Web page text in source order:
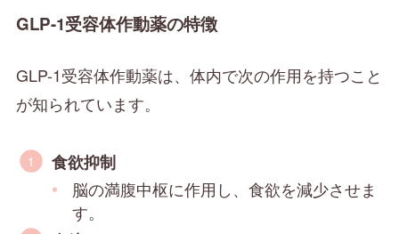
GLP-1受容体作動薬の特徴
GLP-1受容体作動薬は、体内で次の作用を持つこと
が知られています。
食欲抑制
脳の満腹中枢に作用し、食欲を減少させま
す。